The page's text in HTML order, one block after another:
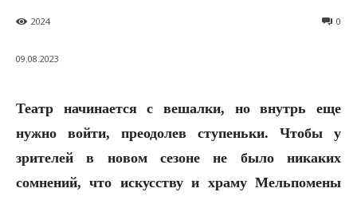
0
2024
09.08.2023
Театр начинается с вешалки, но внутрь еще
нужно войти, преодолев ступеньки. Чтобы у
зрителей в новом сезоне не было никаких
сомнений, что искусству и храму Мельпомены